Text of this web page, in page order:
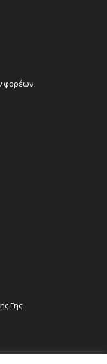
φορέων
Γης